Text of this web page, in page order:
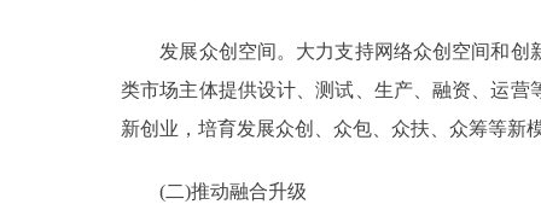
发展众创空间。大力支持网络众创空间和创
类市场主体提供设计、测试、生产、融资、运
新创业，培育发展众创、众包、众扶、众筹等新
(二)推动融合升级